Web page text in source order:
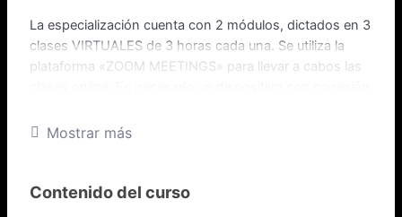
La especialización cuenta con 2 módulos, dictados en 3
clases VIRTUALES de 3 horas cada una. Se utiliza la
plataforma «ZOOM MEETINGS» para llevar a cabos las
grabaciones.
a cabo las clases. El link al ZOOM se enviará por el
Mostrar más
Contenido del curso